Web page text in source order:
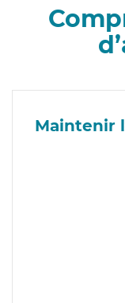
Maintenir